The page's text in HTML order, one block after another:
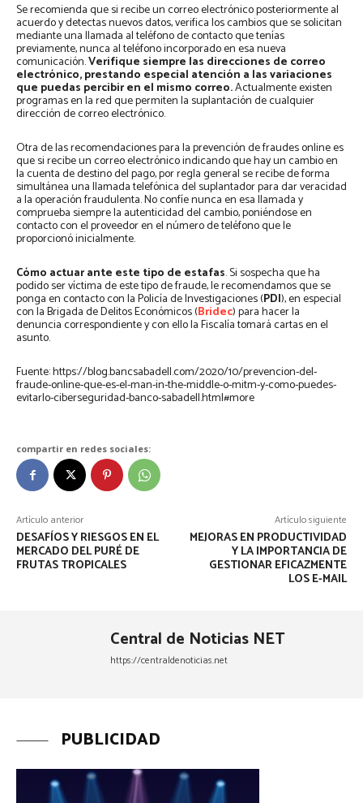
Se recomienda que si recibe un correo electrónico posteriormente al
acuerdo y detectas nuevos datos, verifica los cambios que se solicitan
mediante una llamada al teléfono de contacto que tenías
previamente, nunca al teléfono incorporado en esa nueva
comunicación.Verifique siempre las direcciones de correo
electrónico, prestando especial atención a las variaciones
que puedas percibir en el mismo correo.Actualmente existen
programas en la red que permiten la suplantación de cualquier
dirección de correo electrónico.
Otra de las recomendaciones para la prevención de fraudes online es
que si recibe un correo electrónico indicando que hay un cambio en
la cuenta de destino del pago, por regla general se recibe de forma
simultánea una llamada telefónica del suplantador para dar veracidad
a la operación fraudulenta. No confíe nunca en esa llamada y
comprueba siempre la autenticidad del cambio, poniéndose en
contacto con el proveedor en el número de teléfono que le
proporcionó inicialmente.
Cómo actuar ante este tipo de estafas. Si sospecha que ha
podido ser víctima de este tipo de fraude, le recomendamos que se
ponga en contacto con la Policía de Investigaciones (PDI), en especial
con la Brigada de Delitos Económicos (Bridec) para hacer la
denuncia correspondiente y con ello la Fiscalía tomará cartas en el
asunto.
Fuente: https://blog.bancsabadell.com/2020/10/prevencion-del-
fraude-online-que-es-el-man-in-the-middle-o-mitm-y-como-puedes-
evitarlo-ciberseguridad-banco-sabadell.html#more
compartir en redes sociales:
Artículo anterior
DESAFÍOS Y RIESGOS EN EL
MERCADO DEL PURÉ DE
FRUTAS TROPICALES
Artículo siguiente
MEJORAS EN PRODUCTIVIDAD
Y LA IMPORTANCIA DE
GESTIONAR EFICAZMENTE
LOS E-MAIL
Central de Noticias NET
https://centraldenoticias.net
PUBLICIDAD